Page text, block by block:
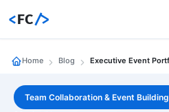
<FC/>
Home Blog
Team Collaboration & Event Building